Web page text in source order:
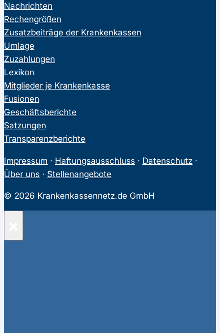
Nachrichten
Rechengrößen
Zusatzbeiträge der Krankenkassen
Umlage
Zuzahlungen
Lexikon
Mitglieder je Krankenkasse
Fusionen
Geschäftsberichte
Satzungen
Transparenzberichte
Impressum · Haftungsausschluss · Datenschutz ·
Über uns · Stellenangebote
© 2026 Krankenkassennetz.de GmbH